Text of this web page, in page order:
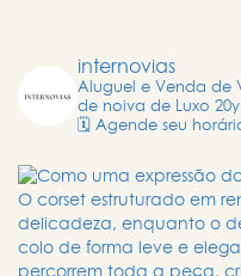
internovias
Aluguel e Venda de
de noiva de Luxo
🗓️ Agende seu